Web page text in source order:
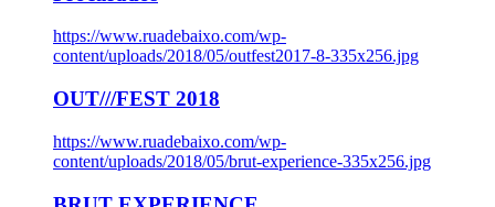
https://www.ruadebaixo.com/wp-
content/uploads/2018/05/outfest2017-8-335x256.jpg
OUT///FEST 2018
https://www.ruadebaixo.com/wp-
content/uploads/2018/05/brut-experience-335x256.jpg